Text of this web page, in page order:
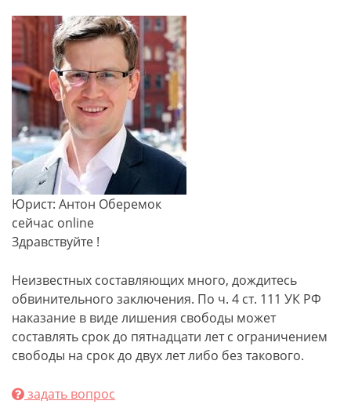
Юрист: Антон Оберемок
сейчас online
Здравствуйте !
Неизвестных составляющих много, дождитесь
обвинительного заключения. По ч. 4 ст. 111 УК РФ
наказание в виде лишения свободы может
составлять срок до пятнадцати лет с ограничением
свободы на срок до двух лет либо без такового.
задать вопрос